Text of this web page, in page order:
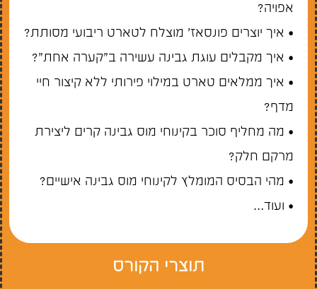
אפויה?
• איך יוצרים פונסאז’ מוצלח לטארט ריבועי מסותת?
• איך מקבלים עוגת גבינה עשירה ב”קערה אחת”?
• איך ממלאים טארט במילוי פירותי ללא קיצור חיי
מדף?
• מה מחליף סוכר בקינוחי מוס גבינה קרים ליצירת
מרקם חלק?
• מהי הבסיס המומלץ לקינוחי מוס גבינה אישיים?
• ועוד…
תוצרי הקורס